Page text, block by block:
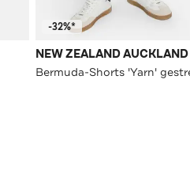
-32%*
NEW ZEALAND AUCKLAND